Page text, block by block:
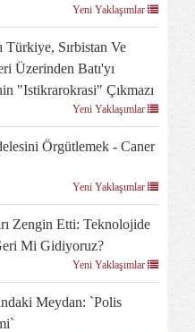
Yeni Yaklaşımlar
Türkiye, Sırbistan Ve
Üzerinden Batı'yı
"istikrarokrasi" Çıkmazı
Yeni Yaklaşımlar
Örgütlemek - Caner
Yeni Yaklaşımlar
Zengin Etti: Teknolojide
Mi Gidiyoruz?
Yeni Yaklaşımlar
Meydan: `Polis